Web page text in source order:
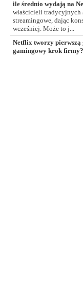
ile średnio wydają na
właścicieli
streamingowe, dając
wcześniej. Może to j...
Netflix tworzy pierwszą
gamingowy krok firmy?